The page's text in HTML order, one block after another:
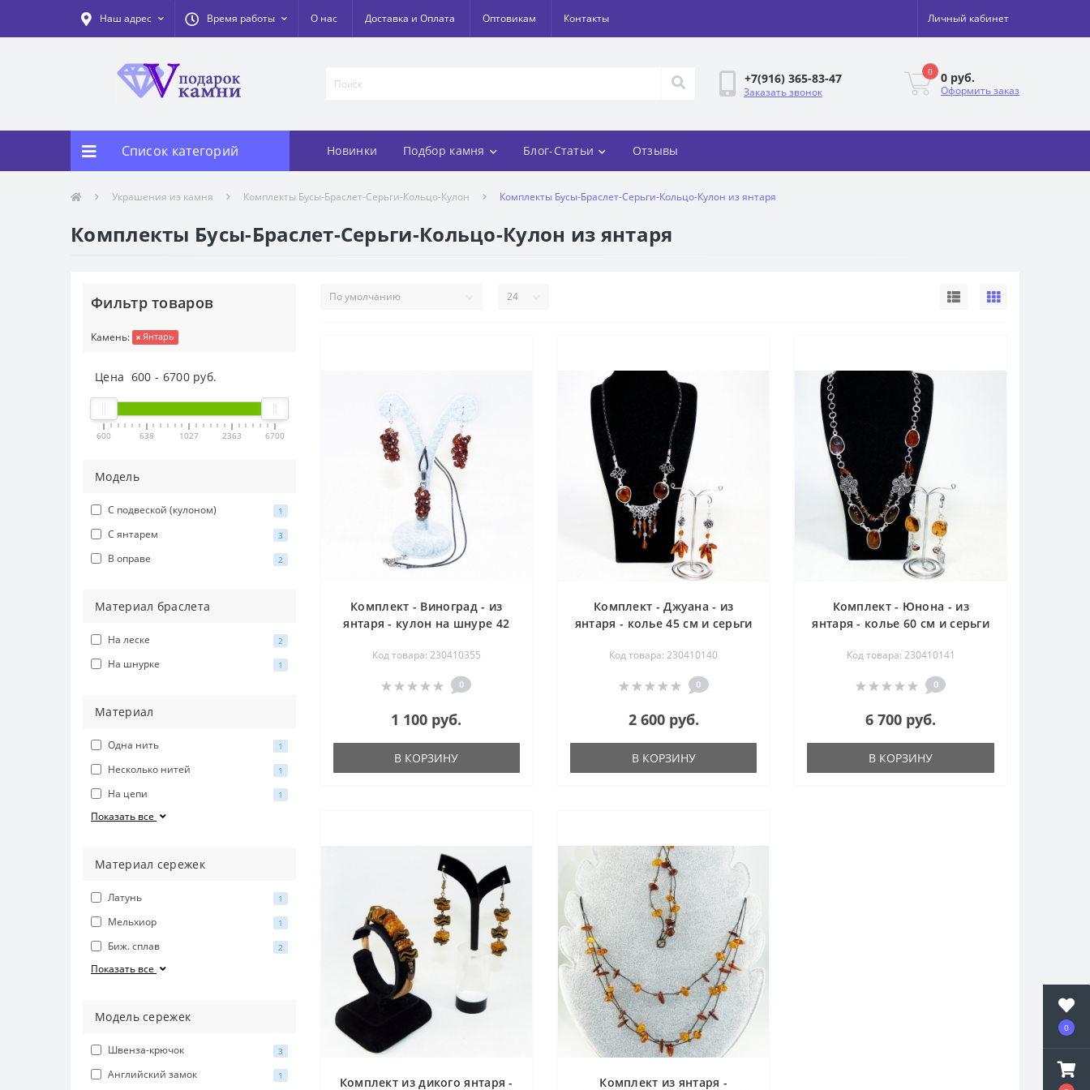
0
Наш адрес Время работы О нас Доставка и Оплата Оптовикам Контакты Личный кабинет
+7(916) 365-83-47
Заказать звонок
0 0 руб.
Оформить заказ
Список категорий Новинки Подбор камня Блог-Статьи Отзывы
Украшения из камня Комплекты Бусы-Браслет-Серьги-Кольцо-Кулон Комплекты Бусы-Браслет-Серьги-Кольцо-Кулон из янтаря
Комплекты Бусы-Браслет-Серьги-Кольцо-Кулон из янтаря
Фильтр товаров
Камень: Янтарь
Цена 600 - 6700руб.
600 638 1027 2363 6700
Модель
С подвеской (кулоном) 1
С янтарем 3
В оправе 2
Материал браслета
На леске 2
На шнурке 1
Материал
Одна нить 1
Несколько нитей 1
На цепи 1
Показать все
Материал сережек
Латунь 1
Мельхиор 1
Биж. сплав 2
Показать все
Модель сережек
Швенза-крючок 3
Английский замок 1
Комплект - Виноград - из
янтаря - кулон на шнуре 42
Код товара: 230410355
0
1 100 руб.
В КОРЗИНУ
Комплект - Джуана - из
янтаря - колье 45 см и серьги
Код товара: 230410140
0
2 600 руб.
В КОРЗИНУ
Комплект - Юнона - из
янтаря - колье 60 см и серьги
Код товара: 230410141
0
6 700 руб.
В КОРЗИНУ
Комплект из дикого янтаря -
Комплект из янтаря -